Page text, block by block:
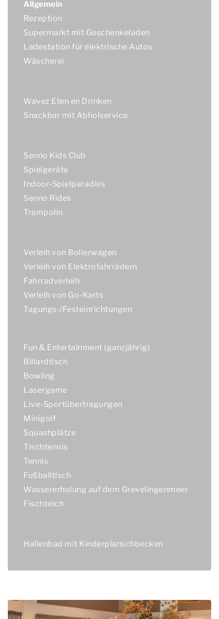
Allgemein
Rezeption
Supermarkt mit Geschenkeladen
Ladestation für elektrische Autos
Wäscherei
Wavez Eten en Drinken
Snackbar mit Abholservice
Senno Kids Club
Spielgeräte
Indoor-Spielparadies
Senno Rides
Trampolin
Verleih von Bollerwagen
Verleih von Elektrofahrrädern
Fahrradverleih
Verleih von Go-Karts
Tagungs-/Festeinrichtungen
Fun & Entertainment (ganzjährig)
Billardtisch
Bowling
Lasergame
Live-Sportübertragungen
Minigolf
Squashplätze
Tischtennis
Tennis
Fußballtisch
Wassererholung auf dem Grevelingenmeer
Fischteich
Hallenbad mit Kinderplanschbecken